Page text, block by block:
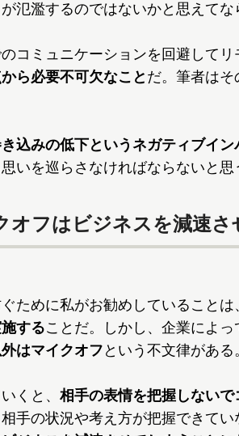
が氾濫するのではないかと思えてな
コミュニケーションを回避してリ
ら必要不可欠なことだ。筆者は
込みの低下というネガティブイ
いを巡らさなければならないと思
オフはビジネスを減速さ
ために私がお勧めしていることは
することだ。しかし、企業によっ
はマイクオフ という不文律がある
くと、 相手の表情を把握しない
手の状況や考え方が把握できて